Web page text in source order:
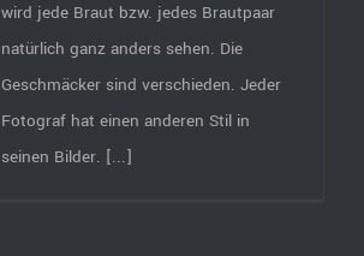
wird jede Braut bzw. jedes Brautpaar
natürlich ganz anders sehen. Die
Geschmäcker sind verschieden. Jeder
Fotograf hat einen anderen Stil in
seinen Bilder. [...]